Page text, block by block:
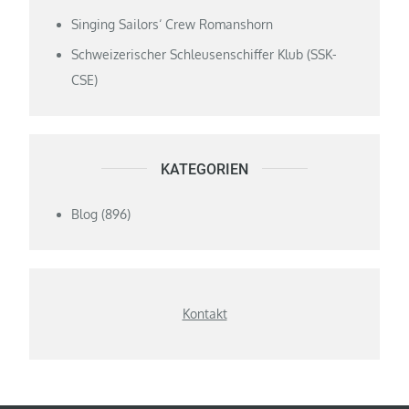
Singing Sailors‘ Crew Romanshorn
Schweizerischer Schleusenschiffer Klub (SSK-
CSE)
KATEGORIEN
Blog (896)
Kontakt